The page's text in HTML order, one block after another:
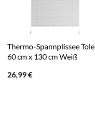
Thermo-Spannplissee
60 cm x 130 cm Weiß
26,99€